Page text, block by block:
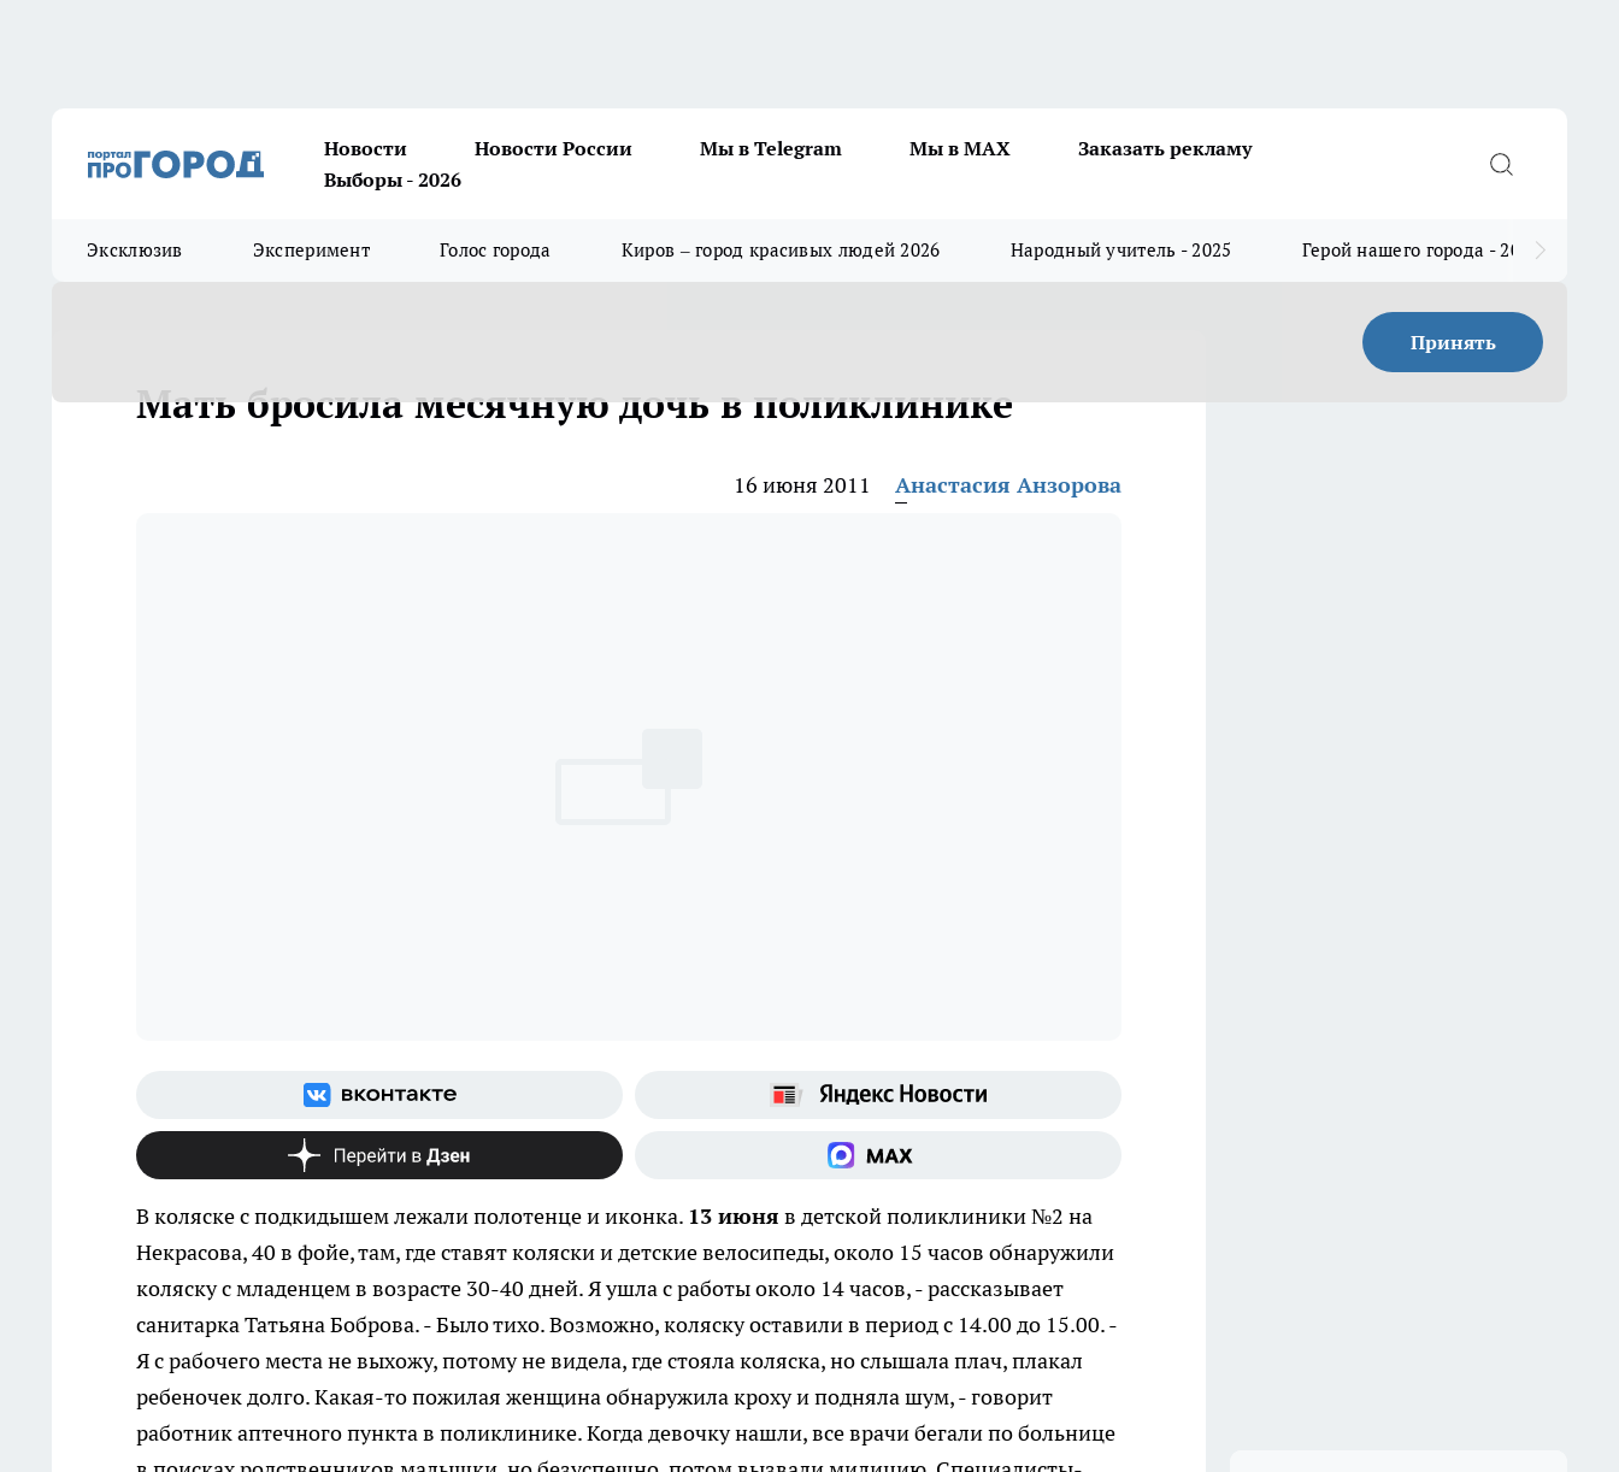
Новости Новости России Мы в Telegram Мы в MAX
Заказать рекламу
Выборы - 2026
Эксклюзив Эксперимент Голос города Киров – город красивых людей 2026 Народный учитель - 2025 Герой нашего города - 2025
Принять
Мать бросила месячную дочь в поликлинике
16 июня 2011 Анастасия Анзорова
В коляске с подкидышем лежали полотенце и иконка. 13 июня в детской поликлиники №2 на
Некрасова, 40 в фойе, там, где ставят коляски и детские велосипеды, около 15 часов обнаружили
коляску с младенцем в возрасте 30-40 дней. Я ушла с работы около 14 часов, - рассказывает
санитарка Татьяна Боброва. - Было тихо. Возможно, коляску оставили в период с 14.00 до 15.00. -
Я с рабочего места не выхожу, потому не видела, где стояла коляска, но слышала плач, плакал
ребеночек долго. Какая-то пожилая женщина обнаружила кроху и подняла шум, - говорит
работник аптечного пункта в поликлинике. Когда девочку нашли, все врачи бегали по больнице